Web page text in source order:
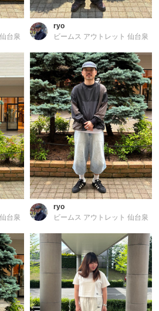
台泉
ryo
ビームス アウトレット 仙台泉
台泉
ryo
ビームス アウトレット 仙台泉